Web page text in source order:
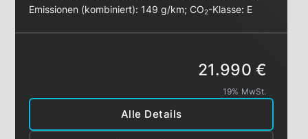
Emissionen (kombiniert): 149 g/km;CO2-Klasse: E
Alle Details
21.990 €
19% MwSt.